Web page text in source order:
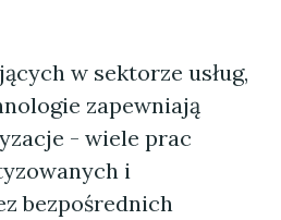
w sektorze usług,
zapewniają
- wiele prac
i
bezpośrednich